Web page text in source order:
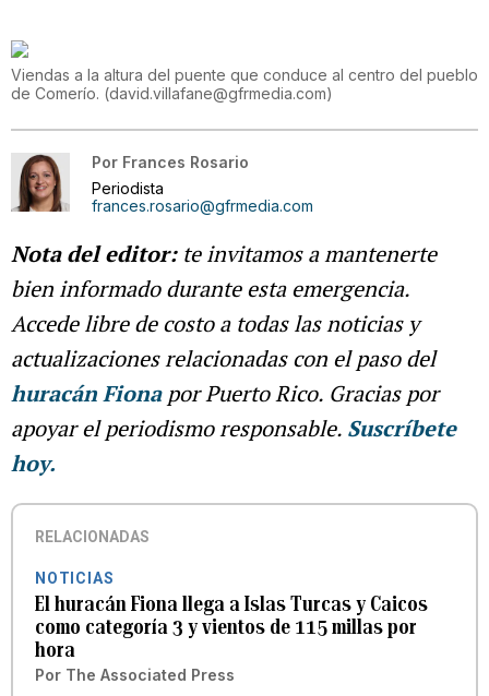
Viendas a la altura del puente que conduce al centro del pueblo
de Comerío. (david.villafane@gfrmedia.com)
Por Frances Rosario
Periodista
frances.rosario@gfrmedia.com
Nota del editor:te invitamos a mantenerte
bien informado durante esta emergencia.
Accede libre de costo a todas las noticias y
actualizaciones relacionadas con el paso del
huracán Fiona por Puerto Rico. Gracias por
apoyar el periodismo responsable. Suscríbete
hoy.
RELACIONADAS
NOTICIAS
El huracán Fiona llega a Islas Turcas y Caicos
como categoría 3 y vientos de 115 millas por
hora
Por The Associated Press